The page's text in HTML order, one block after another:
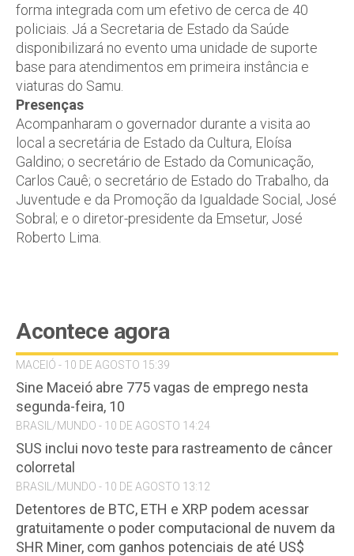
forma integrada com um efetivo de cerca de 40
policiais. Já a Secretaria de Estado da Saúde
disponibilizará no evento uma unidade de suporte
base para atendimentos em primeira instância e
viaturas do Samu.
Presenças
Acompanharam o governador durante a visita ao
local a secretária de Estado da Cultura, Eloísa
Galdino; o secretário de Estado da Comunicação,
Carlos Cauê; o secretário de Estado do Trabalho, da
Juventude e da Promoção da Igualdade Social, José
Sobral; e o diretor-presidente da Emsetur, José
Roberto Lima.
Acontece agora
MACEIÓ - 10 DE AGOSTO 15:39
Sine Maceió abre 775 vagas de emprego nesta
segunda-feira, 10
BRASIL/MUNDO - 10 DE AGOSTO 14:24
SUS inclui novo teste para rastreamento de câncer
colorretal
BRASIL/MUNDO - 10 DE AGOSTO 13:12
Detentores de BTC, ETH e XRP podem acessar
gratuitamente o poder computacional de nuvem da
SHR Miner, com ganhos potenciais de até US$